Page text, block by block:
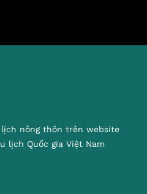
nông thôn trên website
lịch Quốc gia Việt Nam